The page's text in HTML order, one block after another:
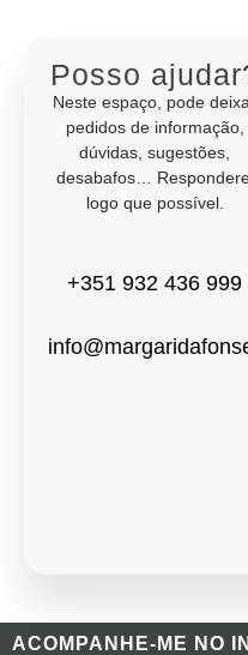
Posso
Neste espaço, pode
pedidos de informação,
dúvidas, sugestões,
desabafos…
logo que possível.
+351 932 436 999
ACOMPANHE-ME NO